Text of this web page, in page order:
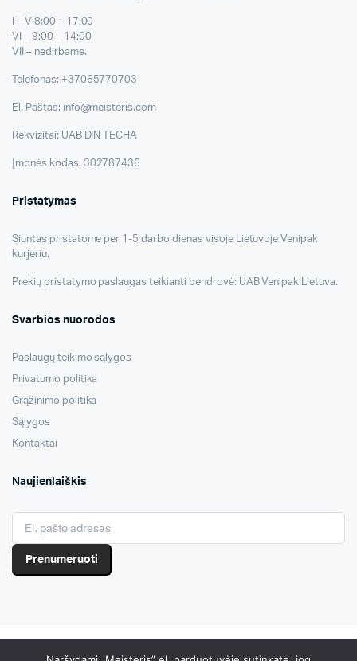
I – V 8:00 – 17:00
VI – 9:00 – 14:00
VII – nedirbame.
Telefonas: +37065770703
El. Paštas: info@meisteris.com
Rekvizitai: UAB DIN TECHA
Įmonės kodas: 302787436
Pristatymas
Siuntas pristatome per 1-5 darbo dienas visoje Lietuvoje Venipak
kurjeriu.
Prekių pristatymo paslaugas teikianti bendrovė: UAB Venipak Lietuva.
Svarbios nuorodos
Paslaugų teikimo sąlygos
Privatumo politika
Grąžinimo politika
Sąlygos
Kontaktai
Naujienlaiškis
Prenumeruoti
Copyright 2023 © Visos teisės saugomosMeisteris.com.